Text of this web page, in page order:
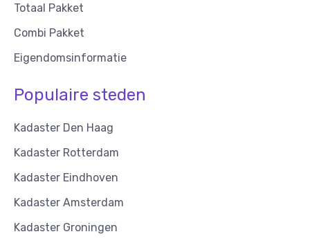
Totaal Pakket
Combi Pakket
Eigendomsinformatie
Populaire steden
Kadaster Den Haag
Kadaster Rotterdam
Kadaster Eindhoven
Kadaster Amsterdam
Kadaster Groningen